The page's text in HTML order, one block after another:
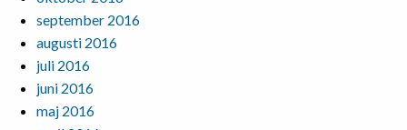
september 2016
augusti 2016
juli 2016
juni 2016
maj 2016